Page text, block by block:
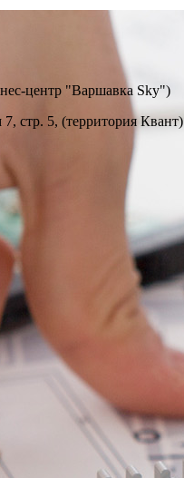
центр "Варшавка Sky")
стр. 5, (территория Квант)